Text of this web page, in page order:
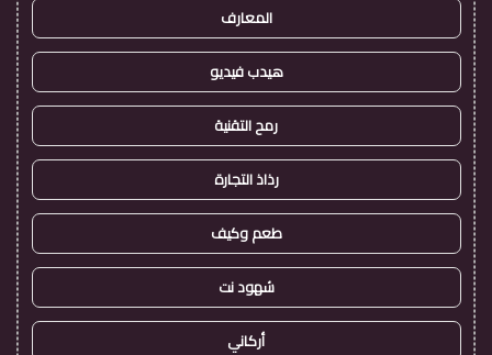
المعارف
هيدب فيديو
رمح التقنية
رذاذ التجارة
طعم وكيف
شهود نت
أركاني